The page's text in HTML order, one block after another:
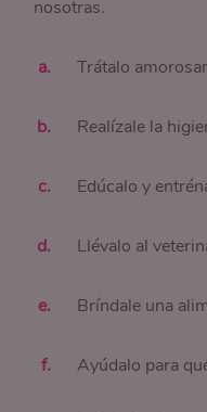
nosotras.
Trátalo
Realízale la
Edúcalo y
Llévalo al
Bríndale una
Ayúdalo para